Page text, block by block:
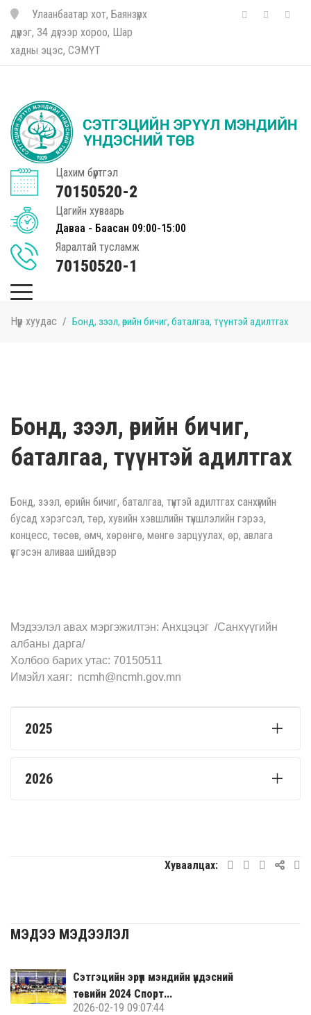
Улаанбаатар хот, Баянзүрх
дүүрэг, 34 дүгээр хороо, Шар
хадны эцэс, СЭМҮТ
Цахим бүртгэл
70150520-2
Цагийн хуваарь
Даваа - Баасан 09:00-15:00
Яаралтай тусламж
70150520-1
Нүүр хуудас Бонд, зээл, өрийн бичиг, баталгаа, түүнтэй адилтгах
Бонд, зээл, өрийн бичиг,
баталгаа, түүнтэй адилтгах
Бонд, зээл, өрийн бичиг, баталгаа, түүнтэй адилтгах санхүүгийн
бусад хэрэгсэл, төр, хувийн хэвшлийн түншлэлийн гэрээ,
концесс, төсөв, өмч, хөрөнгө, мөнгө зарцуулах, өр, авлага
үүсгэсэн аливаа шийдвэр
Мэдээлэл авах мэргэжилтэн: Анхцэцэг /Санхүүгийн
албаны дарга/
Холбоо барих утас: 70150511
Имэйл хаяг: ncmh@ncmh.gov.mn
2025
2026
Хуваалцах:
МЭДЭЭ МЭДЭЭЛЭЛ
Сэтгэцийн эрүүл мэндийн үндэсний
төвийн 2024 Спорт...
2026-02-19 09:07:44